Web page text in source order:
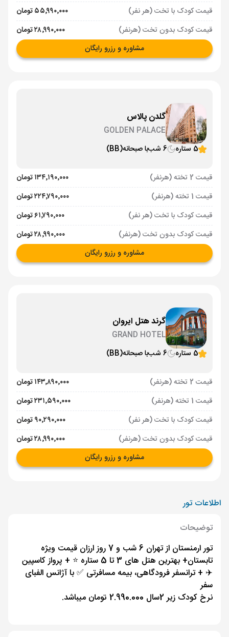
قیمت کودک با تخت (هر نفر)
۵۵٬۹۹۰٬۰۰۰ تومان
قیمت کودک بدون تخت (هرنفر)
۲۸٬۹۹۰٬۰۰۰ تومان
مشاوره و رزرو رایگان
گلدن پالاس
GOLDEN PALACE
5 ستاره
6 شب با صبحانه(BB)
قیمت 2 تخته (هرنفر)
۱۳۴٬۱۹۰٬۰۰۰ تومان
قیمت 1 تخته (هرنفر)
۲۲۴٬۷۹۰٬۰۰۰ تومان
قیمت کودک با تخت (هر نفر)
۶۱٬۷۹۰٬۰۰۰ تومان
قیمت کودک بدون تخت (هرنفر)
۲۸٬۹۹۰٬۰۰۰ تومان
مشاوره و رزرو رایگان
گرند هتل ایروان
GRAND HOTEL
5 ستاره
6 شب با صبحانه(BB)
قیمت 2 تخته (هرنفر)
۱۴۳٬۸۹۰٬۰۰۰ تومان
قیمت 1 تخته (هرنفر)
۲۳۱٬۵۹۰٬۰۰۰ تومان
قیمت کودک با تخت (هر نفر)
۹۰٬۲۹۰٬۰۰۰ تومان
قیمت کودک بدون تخت (هرنفر)
۲۸٬۹۹۰٬۰۰۰ تومان
مشاوره و رزرو رایگان
اطلاعات تور
توضیحات
تور ارمنستان از تهران 6 شب و 7 روز ارزان قیمت ویژه
تابستان+ بهترین هتل های 3 تا 5 ستاره ⭐️ + پرواز کاسپین
✈️ + ترانسفر فرودگاهی، بیمه مسافرتی ✅ با آژانس الفبای
سفر
نرخ کودک زیر 2سال 2.990.000 تومان میباشد.